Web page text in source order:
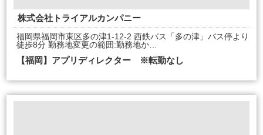
株式会社トライアルカンパニー
福岡県福岡市東区多の津1-12-2 西鉄バス「多の津」バス停より
徒歩8分 勤務地変更の範囲:勤務地か…
【福岡】アプリディレクター ※転勤なし